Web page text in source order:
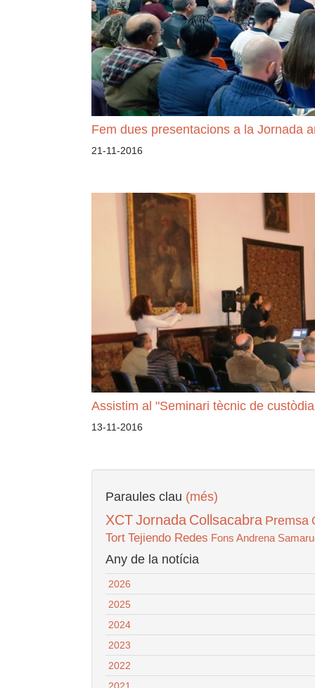
Fem dues presentacions a la Jornada
21-11-2016
Assistim al "Seminari tècnic de
13-11-2016
Paraules clau (més)
XCTJornada Collsacabra Premsa
Tort Tejiendo Redes Fons Andrena
Any de la notícia
2026
2025
2024
2023
2022